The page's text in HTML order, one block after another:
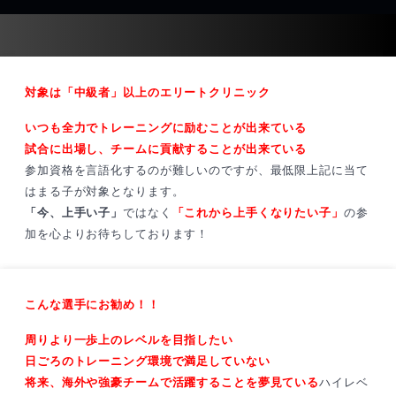
対象は「中級者」以上のエリートクリニック
いつも全力でトレーニングに励むことが出来ている
試合に出場し、チームに貢献することが出来ている
参加資格を言語化するのが難しいのですが、最低限上記に当て
はまる子が対象となります。
「今、上手い子」 ではなく 「これから上手くなりたい子」 の参
加を心よりお待ちしております！
こんな選手にお勧め！！
周りより一歩上のレベルを目指したい
日ごろのトレーニング環境で満足していない
将来、海外や強豪チームで活躍することを夢見ているハイレベ